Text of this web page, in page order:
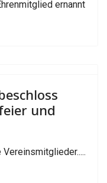
ernannt
und